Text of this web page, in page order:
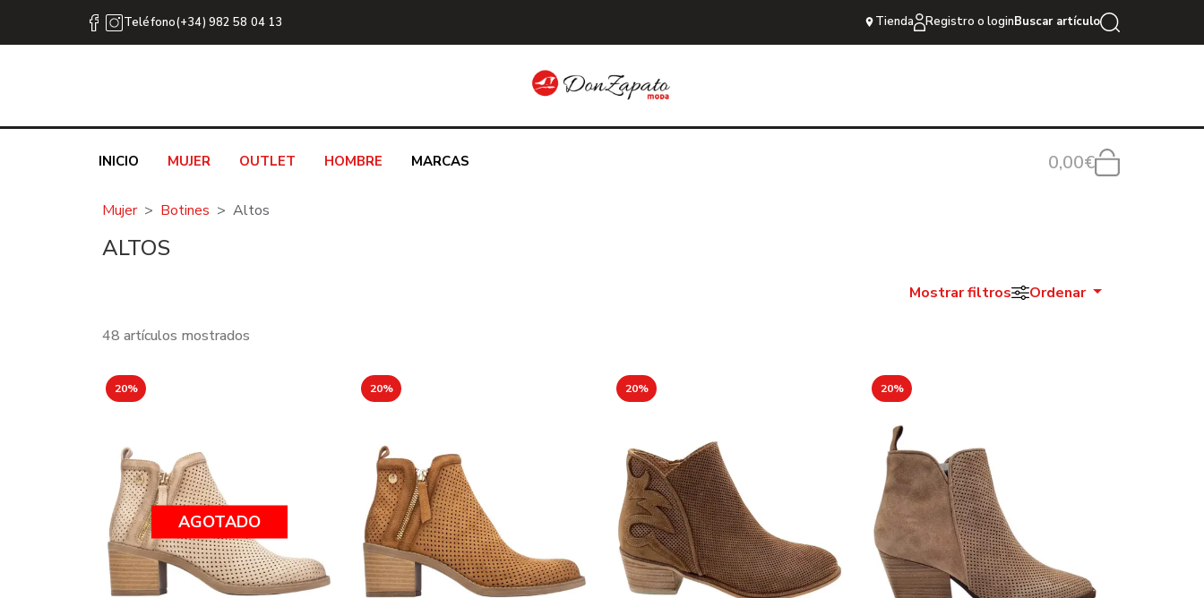
Teléfono(+34) 982 58 04 13 Tienda Registro o loginBuscar artículo
INICIO MUJER OUTLET HOMBRE MARCAS 0,00€
Mujer Botines Altos
ALTOS
Mostrar filtros Ordenar
48 artículos mostrados
20%
AGOTADO
20% 20% 20%